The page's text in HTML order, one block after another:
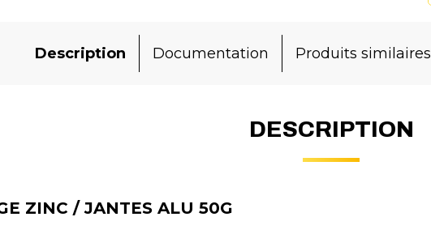
Description Documentation Produits similaires
DESCRIPTION
ZINC / JANTES ALU 50G